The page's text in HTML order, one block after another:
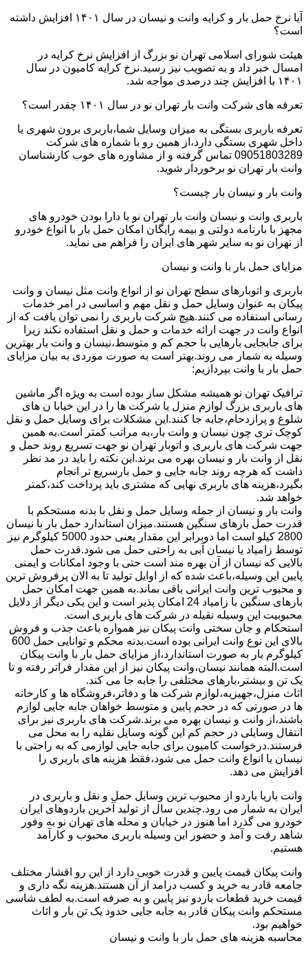
آیا نرخ حمل بار و کرایه وانت و نیسان در سال ۱۴۰۱ افزایش داشته
است؟
هیئت شورای اسلامی تهران نو بزرگ از افزایش نرخ کرایه در
امسال خبر داد و به تصویب نیز رسید.نرخ کرایه کامیون در سال
۱۴۰۱ با افزایش چند درصدی مواجه شد.
تعرفه های شرکت وانت بار تهران نو در سال ۱۴۰۱ چقدر است؟
تعرفه باربری بستگی به میزان وسایل شما،باربری برون شهری یا
داخل شهری بستگی دارد،از همین رو با شماره های شرکت
09051803289 تماس گرفته و از مشاوره های خوب کارشناسان
وانت بار تهران نو برخوردار شوید.
وانت بار و نیسان بار چیست؟
باربری وانت و نیسان وانت بار تهران نو با دارا بودن خودرو های
مجهز با بارنامه دولتی و بیمه رایگان امکان حمل بار با انواع خودرو
از تهران نو به سایر شهر های ایران را فراهم می نماید.
مزایای حمل بار با وانت و نیسان
باربری و اتوبارهای سطح تهران نو از انواع وانت مثل نیسان و وانت
پیکان به عنوان وسایل حمل و نقل مهم و اساسی در امر خدمات
رسانی استفاده می کنند.هیچ شرکت باربری را نمی توان یافت که از
انواع وانت در جهت ارائه خدمات و حمل و نقل استفاده نکند زیرا
برای جابجایی بارهایی با حجم کم و متوسط،نیسان و وانت بار بهترین
وسیله به شمار می روند.بهتر است به صورت موردی به بیان مزایای
حمل بار با وانت بپردازیم:
ترافیک تهران نو همیشه مشکل ساز بوده است به ویژه اگر ماشین
های باربری بزرگ لوازم منزل یا شرکت ها را در این خیابا ن های
شلوغ و پرازدحام،جابه جا کنند.این مشکلات برای وسایل حمل و نقل
کوچک تری چون نیسان و وانت بار،به مراتب کمتر است.به همین
جهت شرکت های باربری و اتوبار تهران نو جهت تسریع روند حمل و
نقل از وانت بار و نیسان بهره می برند.این نکته را باید در مد نظر
داشت که هرچه روند جابه جایی و حمل بارسریع تر انجام
بگیرد،هزینه های باربری نهایی که مشتری باید پرداخت کند،کمتر
خواهد شد.
وانت بار و نیسان از جمله وسایل حمل و نقل با بدنه مستحکم با
قدرت حمل بارهای سنگین هستند.میزان استاندارد حمل بار با نیسان
2800 کیلو است اما دوبرابر این مقدار یعنی حدود 5000 کیلوگرم نیز
توسط زامیاد یا نیسان آبی به راحتی حمل می شود.قدرت حمل
بالایی که نیسان از آن بهره مند است حتی با وجود امکانات و ایمنی
پایین این وسیله،باعث شده که از اوایل تولید تا به الان پرفروش ترین
و محبوب ترین وانت ایرانی باقی بماند.به همین جهت امکان حمل
بارهای سنگین با زامیاد 24 امکان پذیر است و این یکی دیگر از دلایل
محبوبیت این وسیله نقیله در شرکت های باربری است.
استحکام و جان سختی وانت پیکان نیز همواره باعث جذب و فروش
بالای این نوع وانت ایرانی بوده است.بدنه محکم و توانایی حمل 600
کیلوگرم بار به صورت استاندارد،از مزایای حمل بار با وانت پیکان
است.البته همانند نیسان،وانت پیکان نیز از این مقدار فراتر رفته و تا
یک تن و بیشتر،بارهای مختلفی را جابه جا می کند.
اثاث منزل،جهیزیه،لوازم شرکت ها و دفاتر،فروشگاه ها و کارخانه
ها در صورتی که در حجم پایین و متوسط خواهان جابه جایی لوازم
باشند،از وانت و نیسان بهره می برند.شرکت های باربری نیز برای
انتقال وسایلی در حجم کم این گونه وسایل نقلیه را به محل می
فرستند.درخواست کامیون برای جابه جایی لوازمی که به راحتی با
نیسان یا انواع وانت حمل می شود،فقط هزینه های باربری را
افزایش می دهد.
وانت باریا باردو از محبوب ترین وسایل حمل و نقل و باربری در
ایران به شمار می رود.چندین سال از تولید آخرین باردوهای ایران
خودرو می گذرد اما هنوز در خیابان و محله های تهران نو به وفور
شاهد رفت و آمد و حضور این وسیله باربری محبوب و کارآمد
هستیم.
وانت پیکان قیمت پایین و قدرت خوبی دارد از این رو اقشار مختلف
جامعه قادر به خرید و کسب درامد از آن هستند.هزینه نگه داری و
قیمت خرید قطعات باردو نیز پایین و به صرفه است.به لطف شاسی
مستحکم وانت پیکان قادر به جابه جایی حدود یک تن بار و اثاث
خواهیم بود.
محاسبه هزینه های حمل بار با وانت و نیسان